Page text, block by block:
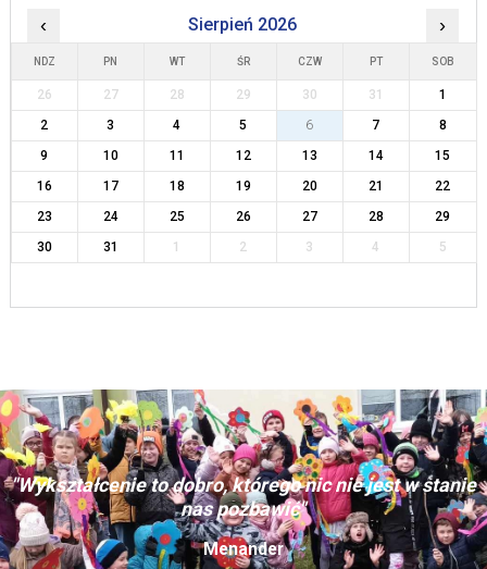
‹ Sierpień 2026 ›
NDZ PN WT ŚR CZW PT SOB
26 27 28 29 30 31
1
2
3 4 5 6 7
8
9
10 11 12 13 14
15
16
17 18 19 20 21
22
23
24 25 26 27 28
29
30
31 1 2 3 4 5
"Wykształcenie to dobro, którego nic nie jest w stanie
nas pozbawić"
Menander